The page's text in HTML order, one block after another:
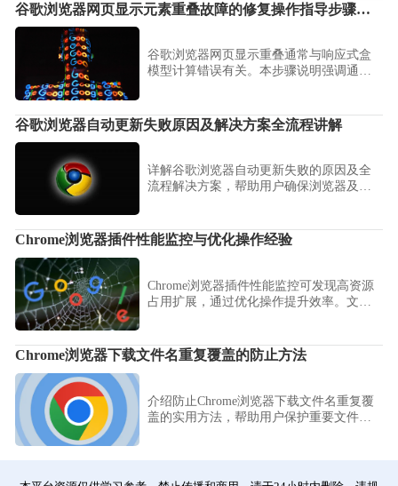
谷歌浏览器网页显示元素重叠故障的修复操作指导步骤说明
谷歌浏览器网页显示重叠通常与响应式盒
模型计算错误有关。本步骤说明强调通过
谷歌浏览器自动更新失败原因及解决方案全流程讲解
详解谷歌浏览器自动更新失败的原因及全
流程解决方案，帮助用户确保浏览器及时
Chrome浏览器插件性能监控与优化操作经验
Chrome浏览器插件性能监控可发现高资源
占用扩展，通过优化操作提升效率。文章
Chrome浏览器下载文件名重复覆盖的防止方法
介绍防止Chrome浏览器下载文件名重复覆
盖的实用方法，帮助用户保护重要文件，